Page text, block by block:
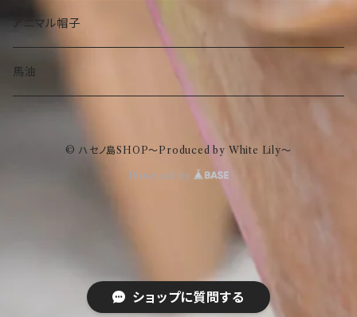
ショップに質問する
お守りゆきお
水族館もけけ
トートバック
ぬいぐるみ
ピーターラビット
タオル
名画、絵画小物
マグネット
フラワーベース（花瓶）
アニマル帽子
馬油
© ハセノ島SHOP～Produced by White Lily～
Powered by